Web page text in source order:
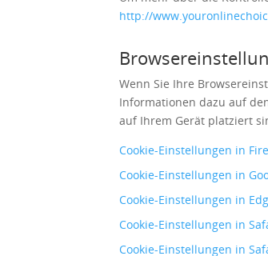
http://
Wenn Sie Ihre
Informationen dazu auf
auf Ihrem Gerät platziert
Cookie-Einstellungen in
Cookie-Einstellungen in
Cookie-Einstellungen in
Cookie-Einstellungen in
Cookie-Einstellungen in